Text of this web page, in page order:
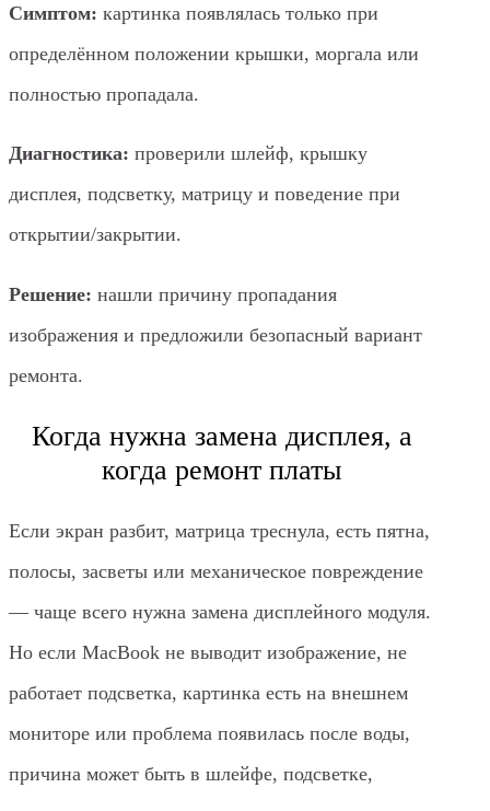
Симптом: картинка появлялась только при
определённом положении крышки, моргала или
полностью пропадала.
Диагностика: проверили шлейф, крышку
дисплея, подсветку, матрицу и поведение при
открытии/закрытии.
Решение: нашли причину пропадания
изображения и предложили безопасный вариант
ремонта.
Когда нужна замена дисплея, а
когда ремонт платы
Если экран разбит, матрица треснула, есть пятна,
полосы, засветы или механическое повреждение
— чаще всего нужна замена дисплейного модуля.
Но если MacBook не выводит изображение, не
работает подсветка, картинка есть на внешнем
мониторе или проблема появилась после воды,
причина может быть в шлейфе, подсветке,